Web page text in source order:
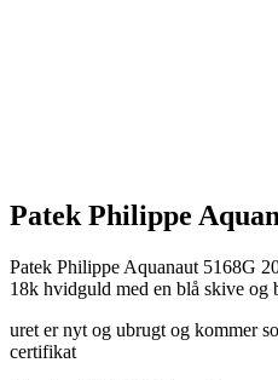
Patek Philippe
Patek Philippe Aquanaut 5168G
18k hvidguld med en blå skive og
uret er nyt og ubrugt og kommer
certifikat